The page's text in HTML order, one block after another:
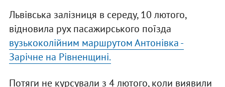
Львівська залізниця в середу, 10 лютого,
відновила рух пасажирського поїзда
вузькоколійним маршрутом Антонівка -
Зарічне на Рівненщині.
Потяги не курсували з 4 лютого, коли виявили